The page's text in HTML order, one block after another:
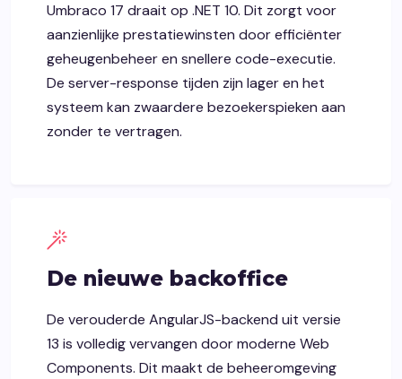
Umbraco 17 draait op .NET 10. Dit zorgt voor
aanzienlijke prestatiewinsten door efficiënter
geheugenbeheer en snellere code-executie.
De server-response tijden zijn lager en het
systeem kan zwaardere bezoekerspieken aan
zonder te vertragen.
De nieuwe backoffice
De verouderde AngularJS-backend uit versie
13 is volledig vervangen door moderne Web
Components. Dit maakt de beheeromgeving